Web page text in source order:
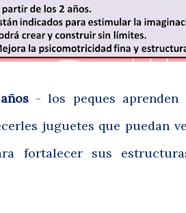
- los peques aprenden
juguetes que puedan
fortalecer sus